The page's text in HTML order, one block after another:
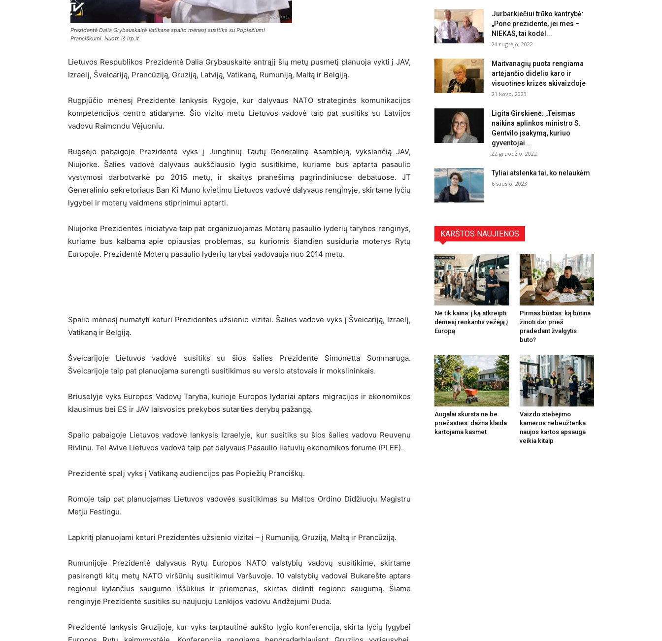
Prezidentė Dalia Grybauskaitė Vatikane spalio mėnesį susitiks su Popiežiumi
Pranciškumi. Nuotr. iš lrp.lt
Lietuvos Respublikos Prezidentė Dalia Grybauskaitė antrąjį šių metų pusmetį planuoja vykti į JAV,
Izraelį, Šveicariją, Prancūziją, Gruziją, Latviją, Vatikaną, Rumuniją, Maltą ir Belgiją.
Rugpjūčio mėnesį Prezidentė lankysis Rygoje, kur dalyvaus NATO strateginės komunikacijos
kompetencijos centro atidaryme. Šio vizito metu Lietuvos vadovė taip pat susitiks su Latvijos
vadovu Raimondu Vėjuoniu.
Rugsėjo pabaigoje Prezidentė vyks į Jungtinių Tautų Generalinę Asamblėją, vyksiančią JAV,
Niujorke. Šalies vadovė dalyvaus aukščiausio lygio susitikime, kuriame bus aptarta pasaulio
vystymosi darbotvarkė po 2015 metų, ir skaitys pranešimą pagrindiniuose debatuose. JT
Generalinio sekretoriaus Ban Ki Muno kvietimu Lietuvos vadovė dalyvaus renginyje, skirtame lyčių
lygybei ir moterų vaidmens stiprinimui aptarti.
Niujorke Prezidentės iniciatyva taip pat organizuojamas Moterų pasaulio lyderių tarybos renginys,
kuriame bus kalbama apie opiausias problemas, su kuriomis šiandien susiduria moterys Rytų
Europoje. Prezidentė Moterų pasaulio lyderių tarybai vadovauja nuo 2014 metų.
Spalio mėnesį numatyti keturi Prezidentės užsienio vizitai. Šalies vadovė vyks į Šveicariją, Izraelį,
Vatikaną ir Belgiją.
Šveicarijoje Lietuvos vadovė susitiks su šios šalies Prezidente Simonetta Sommaruga.
Šveicarijoje taip pat planuojama surengti susitikimus su verslo atstovais ir mokslininkais.
Briuselyje vyks Europos Vadovų Taryba, kurioje Europos lyderiai aptars migracijos ir ekonomikos
klausimus bei ES ir JAV laisvosios prekybos sutarties derybų pažangą.
Spalio pabaigoje Lietuvos vadovė lankysis Izraelyje, kur susitiks su šios šalies vadovu Reuvenu
Rivlinu. Tel Avive Lietuvos vadovė taip pat dalyvaus Pasaulio lietuvių ekonomikos forume (PLEF).
Prezidentė spalį vyks į Vatikaną audiencijos pas Popiežių Pranciškų.
Romoje taip pat planuojamas Lietuvos vadovės susitikimas su Maltos Ordino Didžiuoju Magistru
Metju Festingu.
Lapkritį planuojami keturi Prezidentės užsienio vizitai – į Rumuniją, Gruziją, Maltą ir Prancūziją.
Rumunijoje Prezidentė dalyvaus Rytų Europos NATO valstybių vadovų susitikime, skirtame
pasirengti kitų metų NATO viršūnių susitikimui Varšuvoje. 10 valstybių vadovai Bukarešte aptars
regionui kylančius saugumo iššūkius ir priemones, skirtas didinti regiono saugumą. Šiame
renginyje Prezidentė susitiks su naujuoju Lenkijos vadovu Andžejumi Duda.
Prezidentė lankysis Gruzijoje, kur vyks tarptautinė aukšto lygio konferencija, skirta lyčių lygybei
Jurbarkiečiui trūko kantrybė:
„Pone prezidente, jei mes –
NIEKAS, tai kodėl...
24 rugsėjo, 2022
Maitvanagių puota rengiama
artėjančio didelio karo ir
visuotinės krizės akivaizdoje
21 kovo, 2023
Ligita Girskienė: „Teismas
naikina aplinkos ministro S.
Gentvilo įsakymą, kuriuo
gyventojai...
22 gruodžio, 2022
Tyliai atslenka tai, ko nelaukėm
6 sausio, 2023
KARŠTOS NAUJIENOS
Ne tik kaina: į ką atkreipti
dėmesį renkantis vežėją į
Europą
Pirmas būstas: ką būtina
žinoti dar prieš
pradedant žvalgytis
buto?
Augalai skursta ne be
priežasties: dažna klaida
kartojama kasmet
Vaizdo stebėjimo
kameros nebeužtenka:
naujos kartos apsauga
veikia kitaip